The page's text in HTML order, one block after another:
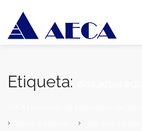
Etiqueta: